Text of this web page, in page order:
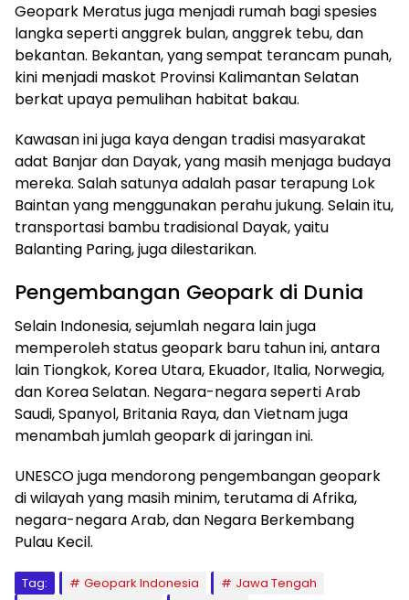
Geopark Meratus juga menjadi rumah bagi spesies
langka seperti anggrek bulan, anggrek tebu, dan
bekantan. Bekantan, yang sempat terancam punah,
kini menjadi maskot Provinsi Kalimantan Selatan
berkat upaya pemulihan habitat bakau.
Kawasan ini juga kaya dengan tradisi masyarakat
adat Banjar dan Dayak, yang masih menjaga budaya
mereka. Salah satunya adalah pasar terapung Lok
Baintan yang menggunakan perahu jukung. Selain itu,
transportasi bambu tradisional Dayak, yaitu
Balanting Paring, juga dilestarikan.
Pengembangan Geopark di Dunia
Selain Indonesia, sejumlah negara lain juga
memperoleh status geopark baru tahun ini, antara
lain Tiongkok, Korea Utara, Ekuador, Italia, Norwegia,
dan Korea Selatan. Negara-negara seperti Arab
Saudi, Spanyol, Britania Raya, dan Vietnam juga
menambah jumlah geopark di jaringan ini.
UNESCO juga mendorong pengembangan geopark
di wilayah yang masih minim, terutama di Afrika,
negara-negara Arab, dan Negara Berkembang
Pulau Kecil.
Tag: Geopark Indonesia
Jawa Tengah